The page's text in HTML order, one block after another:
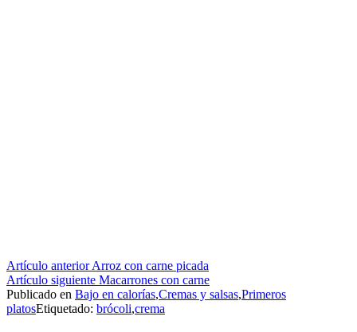
Seguir
leyendo
Artículo anteriorArroz con carne picada
Artículo siguiente Macarrones con carne
Publicado en Bajo en calorías,Cremas y salsas,Primeros
platosEtiquetado: brócoli,crema